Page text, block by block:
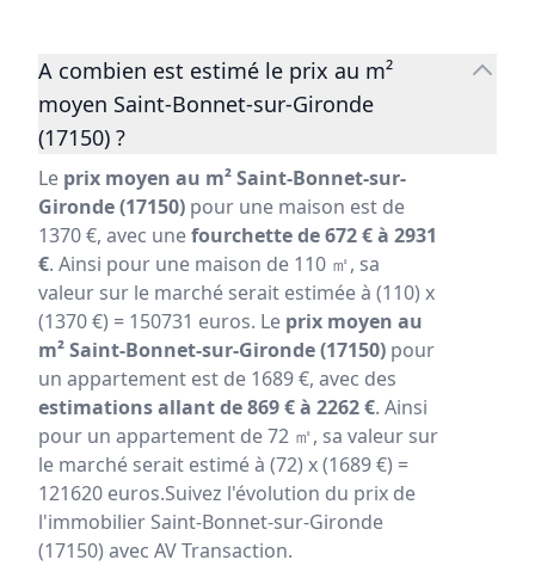
A combien est estimé le prix au m²
moyen Saint-Bonnet-sur-Gironde
(17150) ?
Le prix moyen au m² Saint-Bonnet-sur-
Gironde (17150) pour une maison est de
1370 €, avec unefourchette de 672 € à 2931
€. Ainsi pour une maison de 110 ㎡, sa
valeur sur le marché serait estimée à (110) x
(1370 €) = 150731 euros. Le prix moyen au
m² Saint-Bonnet-sur-Gironde (17150) pour
un appartement est de 1689 €, avec des
estimations allant de 869 € à 2262 €. Ainsi
pour un appartement de 72 ㎡, sa valeur sur
le marché serait estimé à (72) x (1689 €) =
121620 euros.Suivez l'évolution du prix de
l'immobilier Saint-Bonnet-sur-Gironde
(17150) avec AV Transaction.